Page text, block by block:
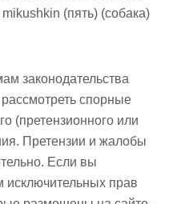
mikushkin (пять) (собака)
законодательства
спорные
(претензионного или
Претензии и жалобы
Если вы
исключительных прав